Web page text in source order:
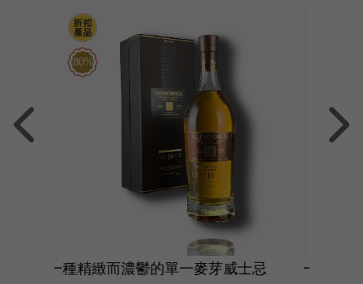
少女心！LVMH 旗下高質粉紅氣泡酒，野士多啤梨與
80%
種精緻而濃鬱的單一麥芽威士忌
一種精緻而濃鬱